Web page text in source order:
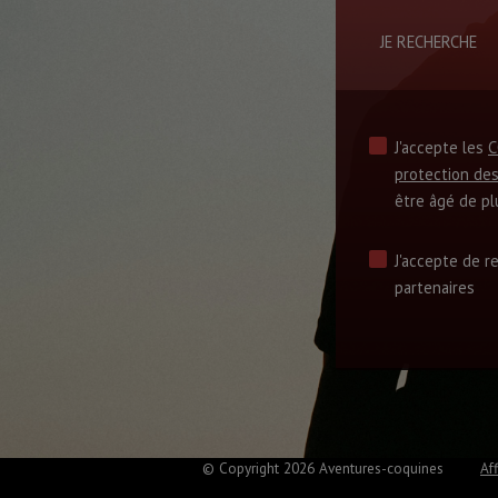
JE RECHERCHE
J'accepte les
protection
être âgé de
J'accepte de
partenaires
© Copyright 2026 Aventures-coquines